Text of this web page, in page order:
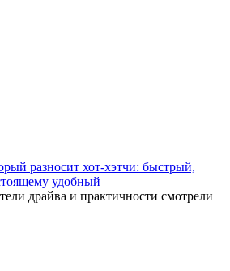
разносит хот-хэтчи: быстрый,
удобный
драйва и практичности смотрели